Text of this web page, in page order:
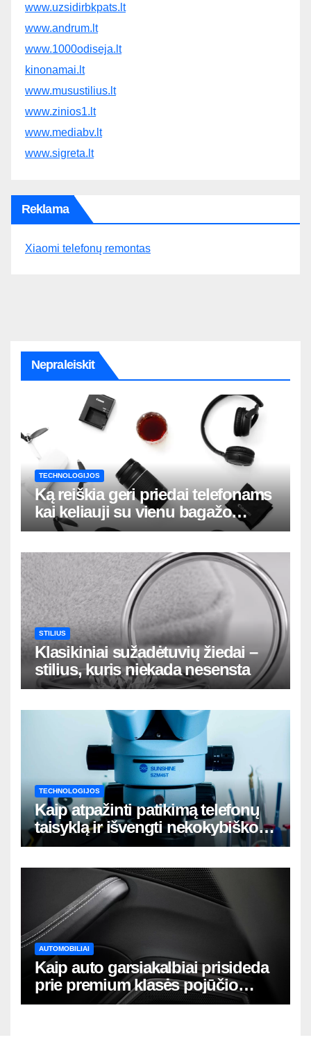
www.uzsidirbkpats.lt
www.andrum.lt
www.1000odiseja.lt
kinonamai.lt
www.musustilius.lt
www.zinios1.lt
www.mediabv.lt
www.sigreta.lt
Reklama
Xiaomi telefonų remontas
Nepraleiskit
TECHNOLOGIJOS
Ką reiškia geri priedai telefonams
kai keliauji su vienu bagažo
krepšiu
STILIUS
Klasikiniai sužadėtuvių žiedai –
stilius, kuris niekada nesensta
TECHNOLOGIJOS
Kaip atpažinti patikimą telefonų
taisyklą ir išvengti nekokybiško
remonto
AUTOMOBILIAI
Kaip auto garsiakalbiai prisideda
prie premium klasės pojūčio
automobilyje